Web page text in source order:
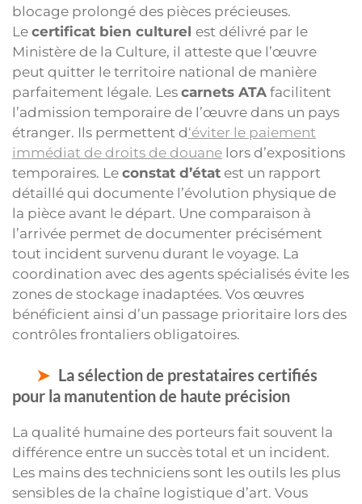
blocage prolongé des pièces précieuses.
Le certificat bien culturel est délivré par le
Ministère de la Culture, il atteste que l’œuvre
peut quitter le territoire national de manière
parfaitement légale. Les carnets ATA facilitent
l’admission temporaire de l’œuvre dans un pays
étranger. Ils permettent d‘éviter le paiement
immédiat de droits de douane lors d’expositions
temporaires. Le constat d’état est un rapport
détaillé qui documente l’évolution physique de
la pièce avant le départ. Une comparaison à
l’arrivée permet de documenter précisément
tout incident survenu durant le voyage. La
coordination avec des agents spécialisés évite les
zones de stockage inadaptées. Vos œuvres
bénéficient ainsi d’un passage prioritaire lors des
contrôles frontaliers obligatoires.
La sélection de prestataires certifiés
pour la manutention de haute précision
La qualité humaine des porteurs fait souvent la
différence entre un succès total et un incident.
Les mains des techniciens sont les outils les plus
sensibles de la chaîne logistique d’art. Vous